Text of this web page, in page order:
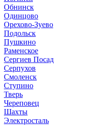
Обнинск
Одинцово
Орехово-Зуево
Подольск
Пушкино
Раменское
Сергиев Посад
Серпухов
Смоленск
Ступино
Тверь
Череповец
Шахты
Электросталь